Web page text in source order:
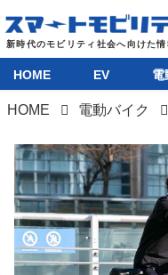
EV
電動バイク
電動キッ
HOME EV 電
HOME 電動バイク